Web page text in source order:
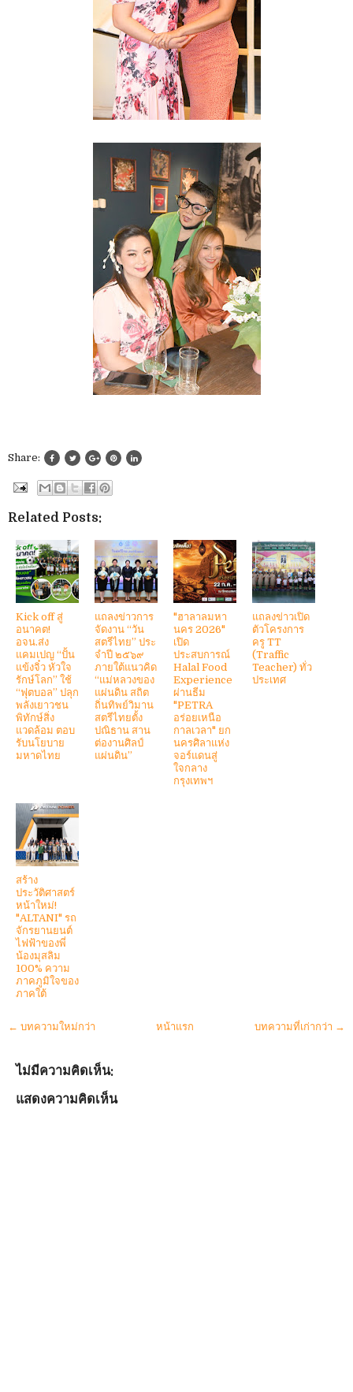
Share:
Related Posts:
Kick off สู่
อนาคต!
อจน.ส่ง
แคมเปญ “ปั้น
แข้งจิ๋ว หัวใจ
รักษ์โลก” ใช้
“ฟุตบอล” ปลุก
พลังเยาวชน
พิทักษ์สิ่ง
แวดล้อม ตอบ
รับนโยบาย
มหาดไทย
แถลงข่าวการ
จัดงาน “วัน
สตรีไทย” ประ
จําปี ๒๕๖๙
ภายใต้แนวคิด
“แม่หลวงของ
แผ่นดิน สถิต
ถิ่นทิพย์วิมาน
สตรีไทยตั้ง
ปณิธาน สาน
ต่องานศิลป์
แผ่นดิน”
"ฮาลาลมหา
นคร 2026"
เปิด
ประสบการณ์
Halal Food
Experience
ผ่านธีม
"PETRA
อร่อยเหนือ
กาลเวลา" ยก
นครศิลาแห่ง
จอร์แดนสู่
ใจกลาง
กรุงเทพฯ
แถลงข่าวเปิด
ตัวโครงการ
ครู TT
(Traffic
Teacher) ทั่ว
ประเทศ​
สร้าง
ประวัติศาสตร์
หน้าใหม่!
"ALTANI" รถ
จักรยานยนต์
ไฟฟ้าของพี่
น้องมุสลิม
100% ความ
ภาคภูมิใจของ
ภาคใต้
← บทความใหม่กว่า บทความที่เก่ากว่า →
หน้าแรก
ไม่มีความคิดเห็น:
แสดงความคิดเห็น